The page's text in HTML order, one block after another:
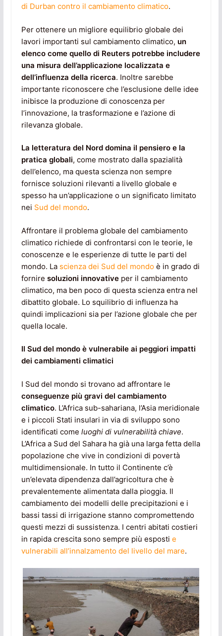
di Durban contro il cambiamento climatico.
Per ottenere un migliore equilibrio globale dei
lavori importanti sul cambiamento climatico, un
elenco come quello di Reuters potrebbe includere
una misura dell’applicazione localizzata e
dell’influenza della ricerca. Inoltre sarebbe
importante riconoscere che l’esclusione delle idee
inibisce la produzione di conoscenza per
l’innovazione, la trasformazione e l’azione di
rilevanza globale.
La letteratura del Nord domina il pensiero e la
pratica globali, come mostrato dalla spazialità
dell’elenco, ma questa scienza non sempre
fornisce soluzioni rilevanti a livello globale e
spesso ha un’applicazione o un significato limitato
nei Sud del mondo.
Affrontare il problema globale del cambiamento
climatico richiede di confrontarsi con le teorie, le
conoscenze e le esperienze di tutte le parti del
mondo. La scienza dei Sud del mondoè in grado di
fornire soluzioni innovativeper il cambiamento
climatico, ma ben poco di questa scienza entra nel
dibattito globale. Lo squilibrio di influenza ha
quindi implicazioni sia per l’azione globale che per
quella locale.
Il Sud del mondo è vulnerabile ai peggiori impatti
dei cambiamenti climatici
I Sud del mondo si trovano ad affrontare le
conseguenze più gravi del cambiamento
climatico. L’Africa sub-sahariana, l’Asia meridionale
e i piccoli Stati insulari in via di sviluppo sono
identificati come luoghi di vulnerabilità chiave.
L’Africa a Sud del Sahara ha già una larga fetta della
popolazione che vive in condizioni di povertà
multidimensionale. In tutto il Continente c’è
un’elevata dipendenza dall’agricoltura che è
prevalentemente alimentata dalla pioggia. Il
cambiamento dei modelli delle precipitazioni e i
bassi tassi di irrigazione stanno compromettendo
questi mezzi di sussistenza. I centri abitati costieri
in rapida crescita sono sempre più esposti e
vulnerabili all’innalzamento del livello del mare.